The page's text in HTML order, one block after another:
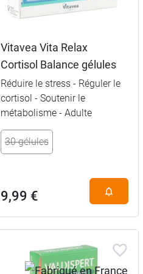
Vitavea Vita Relax
Cortisol Balance gélules
Réduire le stress - Réguler le
cortisol - Soutenir le
métabolisme - Adulte
30 gélules
9,99 €